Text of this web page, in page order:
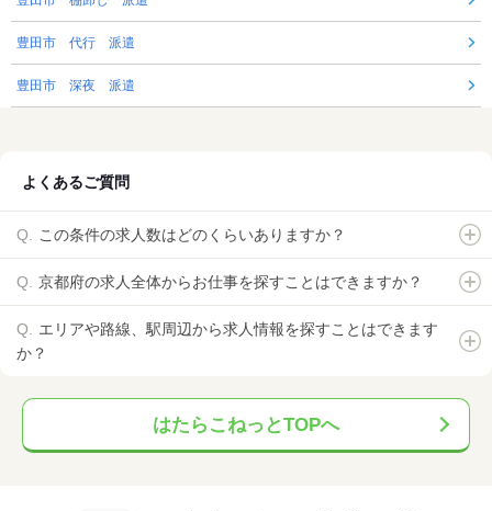
豊田市 代行 派遣
豊田市 深夜 派遣
よくあるご質問
この条件の求人数はどのくらいありますか？
京都府の求人全体からお仕事を探すことはできますか？
エリアや路線、駅周辺から求人情報を探すことはできます
か？
はたらこねっとTOPへ